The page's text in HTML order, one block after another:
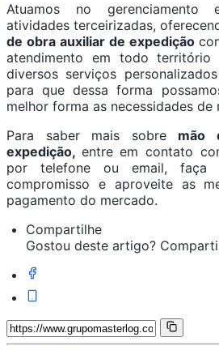
Atuamos no gerenciamento
atividades terceirizadas,
de obra auxiliar de expedição
atendimento em todo território
diversos serviços
para que dessa forma
melhor forma as necessidades de
Para saber mais sobre mão
expedição, entre em contato
por telefone ou email, faça
compromisso e aproveite as
pagamento do mercado.
Compartilhe
Gostou deste artigo?